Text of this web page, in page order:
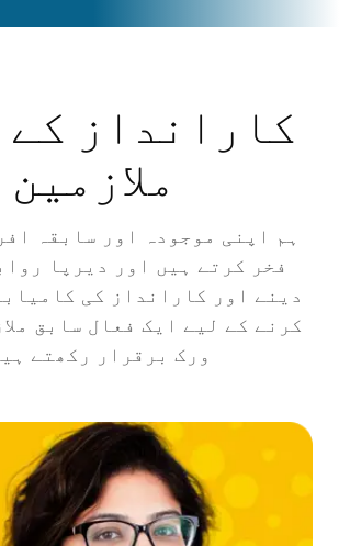
کارانداز
ملازمین
ہم اپنی موجودہ اور سابقہ
فخر کرتے ہیں اور دیرپا
دینے اور کارانداز کی
کرنے کے لیے ایک فعال سابق
ورک برقرار رکھتے